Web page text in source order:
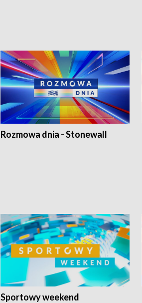
Rozmowa dnia - Stonewall
Sportowy weekend